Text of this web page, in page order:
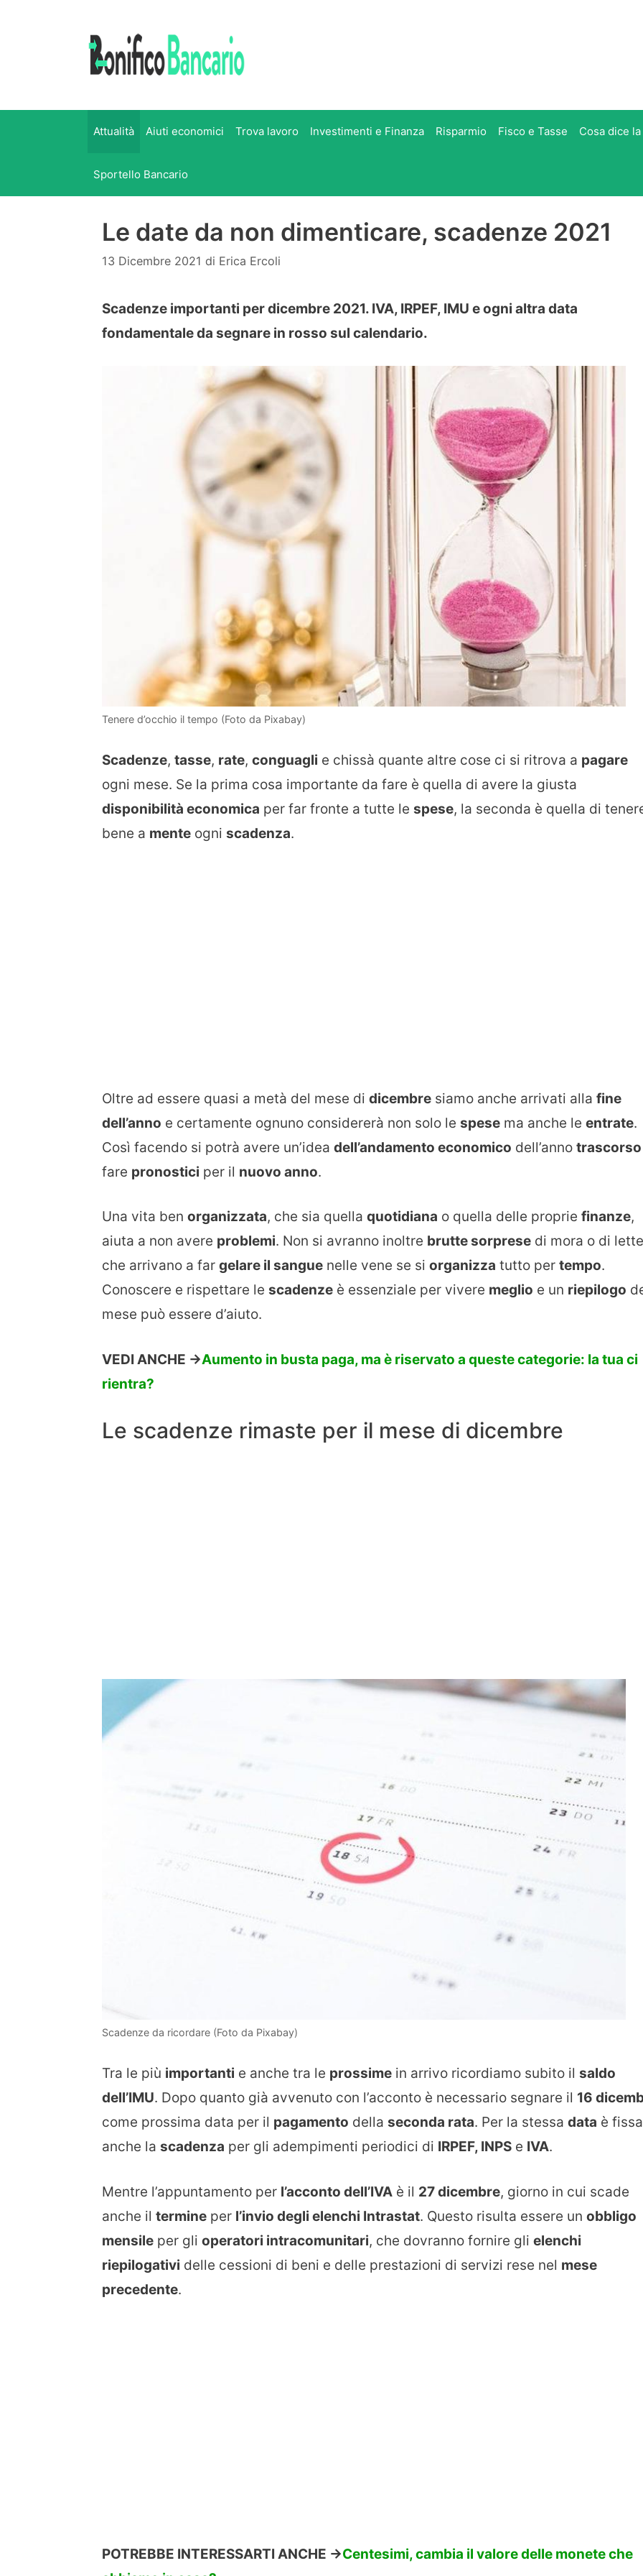
Attualità Aiuti economici Trova lavoro Investimenti e Finanza Risparmio Fisco e Tasse Cosa dice
Sportello Bancario
Le date da non dimenticare, scadenze 2021
13 Dicembre 2021 di Erica Ercoli
Scadenze importanti per dicembre 2021. IVA, IRPEF, IMU e ogni altra data
fondamentale da segnare in rosso sul calendario.
Tenere d’occhio il tempo (Foto da Pixabay)
Scadenze, tasse, rate, conguagli e chissà quante altre cose ci si ritrova a pagare
ogni mese. Se la prima cosa importante da fare è quella di avere la giusta
disponibilità economica per far fronte a tutte le spese, la seconda è quella di
bene a mente ogni scadenza.
Oltre ad essere quasi a metà del mese di dicembre siamo anche arrivati alla fine
dell’anno e certamente ognuno considererà non solo le spese ma anche le entrate.
Così facendo si potrà avere un’idea dell’andamento economico dell’anno trascorso
fare pronostici per il nuovo anno.
Una vita ben organizzata, che sia quella quotidiana o quella delle proprie finanze,
aiuta a non avere problemi. Non si avranno inoltre brutte sorprese di mora o di
che arrivano a far gelare il sangue nelle vene se si organizza tutto per tempo.
Conoscere e rispettare le scadenze è essenziale per vivere meglio e un riepilogo
mese può essere d’aiuto.
VEDI ANCHE ->Aumento in busta paga, ma è riservato a queste categorie: la tua ci
rientra?
Le scadenze rimaste per il mese di dicembre
Scadenze da ricordare (Foto da Pixabay)
Tra le più importanti e anche tra le prossime in arrivo ricordiamo subito il saldo
dell’IMU. Dopo quanto già avvenuto con l’acconto è necessario segnare il 16
come prossima data per il pagamento della seconda rata. Per la stessa data è
anche la scadenza per gli adempimenti periodici di IRPEF, INPS e IVA.
Mentre l’appuntamento per l’acconto dell’IVA è il 27 dicembre, giorno in cui scade
anche il termine per l’invio degli elenchi Intrastat. Questo risulta essere un obbligo
mensile per gli operatori intracomunitari, che dovranno fornire gli elenchi
riepilogativi delle cessioni di beni e delle prestazioni di servizi rese nel mese
precedente.
POTREBBE INTERESSARTI ANCHE ->Centesimi, cambia il valore delle monete che